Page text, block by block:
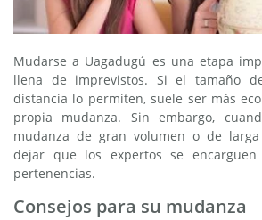
Mudarse a Uagadugú es una etapa
llena de imprevistos. Si el tamaño
distancia lo permiten, suele ser más
propia mudanza. Sin embargo,
mudanza de gran volumen o de
dejar que los expertos se
pertenencias.
Consejos para su mudanza